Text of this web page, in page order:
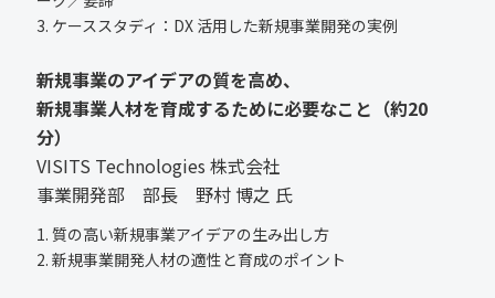
3. ケーススタディ：DX 活用した新規事業開発の実例
新規事業のアイデアの質を高め、
新規事業人材を育成するために必要なこと（約20
分）
VISITS Technologies 株式会社
事業開発部 部長 野村 博之 氏
1. 質の高い新規事業アイデアの生み出し方
2. 新規事業開発人材の適性と育成のポイント